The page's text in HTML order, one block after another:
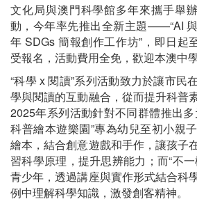
文化局與澳門科學館多年來攜手舉
動，今年率先推出全新主題——“AI
年 SDGs 簡報創作工作坊”，即日起
受報名，活動費用全免，歡迎本澳中
“科學 x 閱讀”系列活動致力於讓市民
學與閱讀的互動融合，從而提升科普
2025年系列活動針對不同群體推出
科普繪本遊樂園”專為幼兒至初小親
繪本，結合創意遊戲和手作，讓孩子
習科學原理，提升思辨能力；而“不
青少年，透過講座與實作形式結合科
例中理解科學知識，激發創客精神。